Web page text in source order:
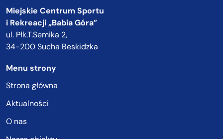
Miejskie Centrum Sportu
i Rekreacji „Babia Góra”
ul. Płk.T.Semika 2,
34-200 Sucha Beskidzka
Menu strony
Strona główna
Aktualności
O nas